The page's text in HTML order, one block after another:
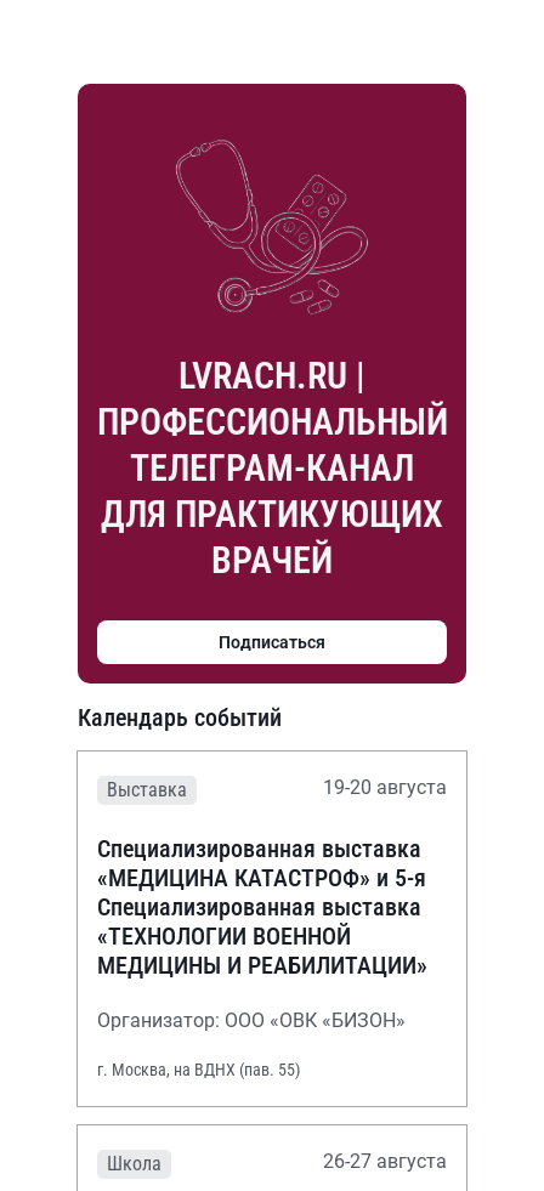
LVRACH.RU |
ПРОФЕССИОНАЛЬНЫЙ
ТЕЛЕГРАМ-КАНАЛ
ДЛЯ ПРАКТИКУЮЩИХ
ВРАЧЕЙ
Подписаться
Календарь событий
Выставка 19-20 августа
Специализированная выставка
«МЕДИЦИНА КАТАСТРОФ» и 5-я
Специализированная выставка
«ТЕХНОЛОГИИ ВОЕННОЙ
МЕДИЦИНЫ И РЕАБИЛИТАЦИИ»
Организатор: ООО «ОВК «БИЗОН»
г. Москва, на ВДНХ (пав. 55)
Школа 26-27 августа